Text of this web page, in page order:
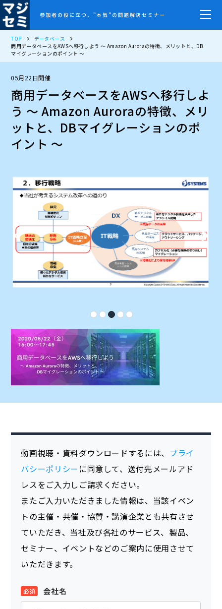
参加者の役に立つ、”本気”の問題解決セミナー
TOP
データベース
商用データベースをAWSへ移行しよう ～ Amazon Auroraの特徴、メリットと、DB
マイグレーションのポイント ～
05月22日開催
商用データベースをAWSへ移行しよ
う ～ Amazon Auroraの特徴、メリ
ットと、DBマイグレーションのポ
イント ～
動画視聴・資料ダウンロードするには、 プライ
バシーポリシー に同意して、送付先メールアド
レスをご入力しご請求ください。
またご入力いただきました情報は、当該イベン
トの主催・共催・協賛・講演企業とも共有させ
ていただき、当社及び各社のサービス、製品、
セミナー、イベントなどのご案内に使用させて
いただきます。
会社名